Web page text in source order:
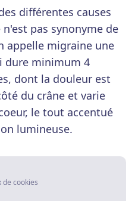
différentes causes
pas synonyme de
appelle migraine une
dure minimum 4
dont la douleur est
du crâne et varie
le tout accentué
lumineuse.
de cookies